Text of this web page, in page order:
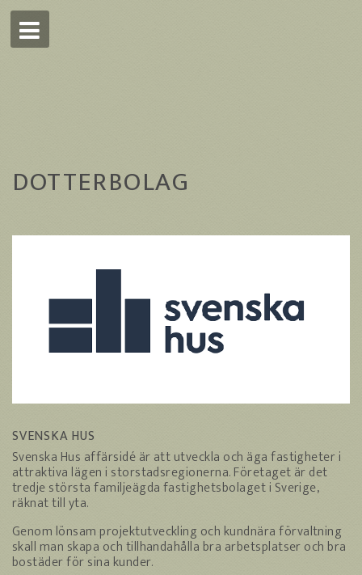
DOTTERBOLAG
SVENSKA HUS
Svenska Hus affärsidé är att utveckla och äga fastigheter i
attraktiva lägen i storstadsregionerna. Företaget är det
tredje största familjeägda fastighetsbolaget i Sverige,
räknat till yta.
Genom lönsam projektutveckling och kundnära förvaltning
skall man skapa och tillhandahålla bra arbetsplatser och bra
bostäder för sina kunder.